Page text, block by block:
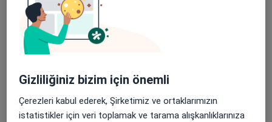
Agte- Ankara Gelişim Tarama Envanteri
Aile Danışmanlığı
Aile Dizimi
Aile Terapisi
Aile İçi İletişim Sorunları
Gizliliğiniz bizim için önemli
Çerezleri kabul ederek, Şirketimiz ve ortaklarımızın
istatistikler için veri toplamak ve tarama alışkanlıklarınıza